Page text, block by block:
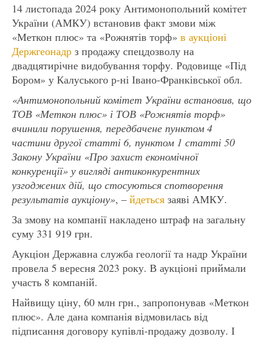
14 листопада 2024 року Антимонопольний комітет
України (АМКУ) встановив факт змови між
«Меткон плюс» та «Рожнятів торф» в аукціоні
Держгеонадр з продажу спецдозволу на
двадцятирічне видобування торфу. Родовище «Під
Бором» у Калуського р-ні Івано-Франківської обл.
«Антимонопольний комітет України встановив, що
ТОВ «Меткон плюс» і ТОВ «Рожнятів торф»
вчинили порушення, передбачене пунктом 4
частини другої статті 6, пунктом 1 статті 50
Закону України «Про захист економічної
конкуренції» у вигляді антиконкурентних
узгоджених дій, що стосуються спотворення
результатів аукціону», – йдеться заяві АМКУ.
За змову на компанії накладено штраф на загальну
суму 331 919 грн.
Аукціон Державна служба геології та надр України
провела 5 вересня 2023 року. В аукціоні приймали
участь 8 компаній.
Найвищу ціну, 60 млн грн., запропонував «Меткон
плюс». Але дана компанія відмовилась від
підписання договору купівлі-продажу дозволу. І